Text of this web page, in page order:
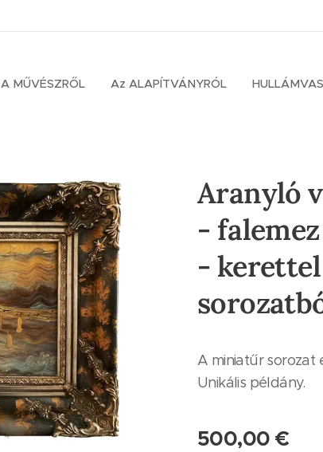
A MŰVÉSZRŐL Az ALAPÍTVÁNYRÓL
Aranyló
-
-
A miniatűr sorozat
Unikális példány.
500,00 €